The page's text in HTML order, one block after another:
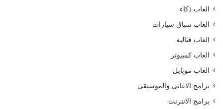
العاب ذكاء
العاب سباق سيارات
العاب قتالية
العاب كمبيوتر
العاب موبايل
برامج الاغانى والموسيقى
برامج الانترنت